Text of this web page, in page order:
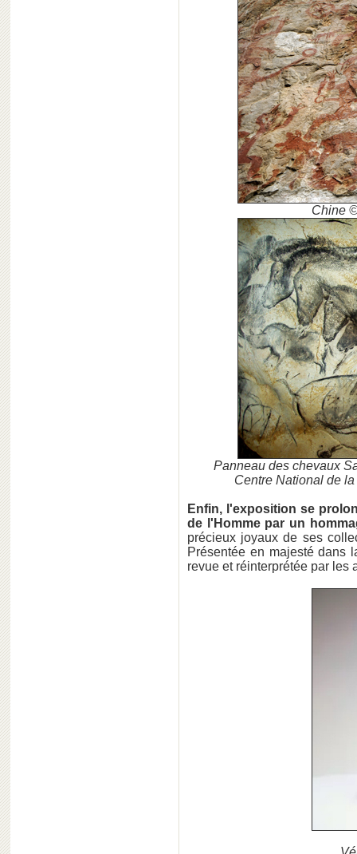
Chine
Panneau des chevaux
Centre National de
Enfin, l'exposition se
de l'Homme par un
précieux joyaux de ses
Présentée en majesté dans
revue et réinterprétée par les